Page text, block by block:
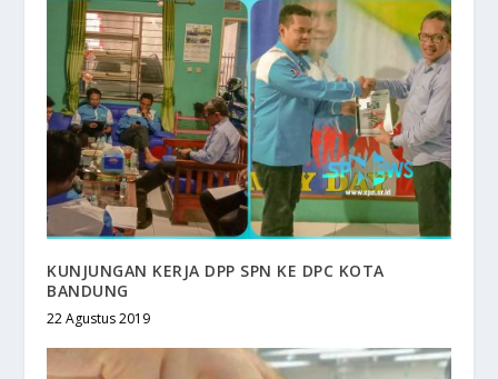
KUNJUNGAN KERJA DPP SPN KE DPC KOTA
BANDUNG
22 Agustus 2019